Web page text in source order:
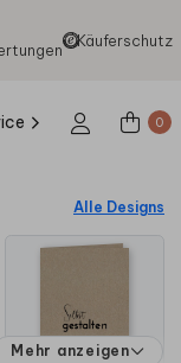
Käuferschutz
0
Alle Designs
Mehr anzeigen